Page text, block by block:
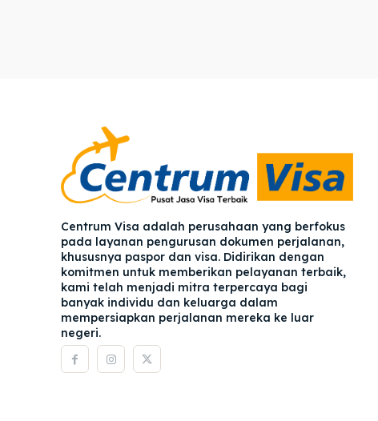
Blog
Blog
Centrum Visa adalah perusahaan yang berfokus
pada layanan pengurusan dokumen perjalanan,
khususnya paspor dan visa. Didirikan dengan
komitmen untuk memberikan pelayanan terbaik,
kami telah menjadi mitra terpercaya bagi
banyak individu dan keluarga dalam
mempersiapkan perjalanan mereka ke luar
negeri.